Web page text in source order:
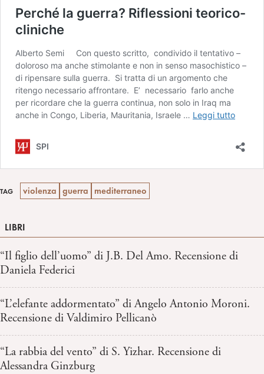
TAG violenza guerra mediterraneo
LIBRI
“Il figlio dell’uomo” di J.B. Del Amo. Recensione di
Daniela Federici
“L’elefante addormentato” di Angelo Antonio Moroni.
Recensione di Valdimiro Pellicanò
“La rabbia del vento” di S. Yizhar. Recensione di
Alessandra Ginzburg